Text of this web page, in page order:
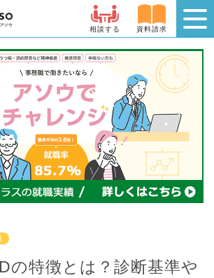
相談する 資料請求
の特徴とは？診断基準や